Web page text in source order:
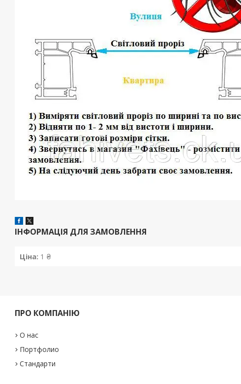
ІНФОРМАЦІЯ ДЛЯ ЗАМОВЛЕННЯ
Ціна: 1 ₴
ПРО КОМПАНІЮ
О нас
Портфолио
Стандарти